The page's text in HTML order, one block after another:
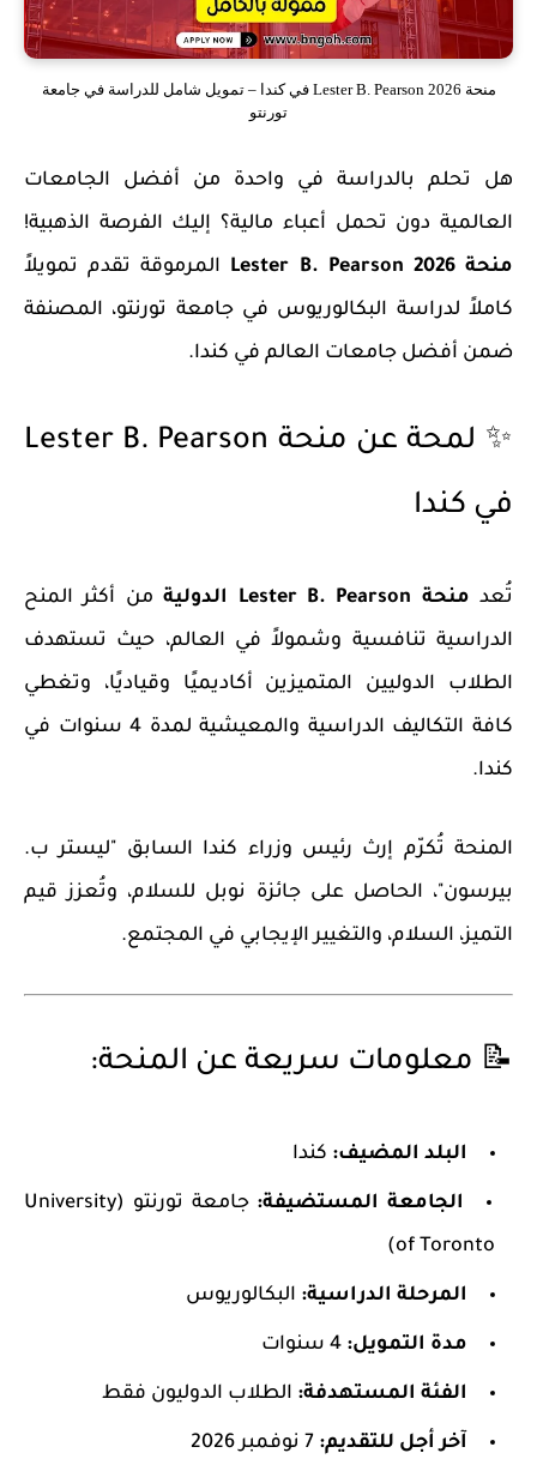
منحة Lester B. Pearson 2026 في كندا – تمويل شامل للدراسة في جامعة
تورنتو
هل تحلم بالدراسة في واحدة من أفضل الجامعات
العالمية دون تحمل أعباء مالية؟ إليك الفرصة الذهبية!
منحةLester B. Pearson 2026 المرموقة تقدم تمويلاً
كاملاً لدراسة البكالوريوس في جامعة تورنتو، المصنفة
ضمن أفضل جامعات العالم في كندا.
✨ لمحة عن منحة Lester B. Pearson
في كندا
تُعد منحة Lester B. Pearson الدولية
من أكثر المنح
الدراسية تنافسية وشمولاً في العالم، حيث تستهدف
الطلاب الدوليين المتميزين أكاديميًا وقياديًا، وتغطي
كافة التكاليف الدراسية والمعيشية لمدة 4 سنوات في
كندا.
المنحة تُكرّم إرث رئيس وزراء كندا السابق "ليستر ب.
بيرسون"، الحاصل على جائزة نوبل للسلام، وتُعزز قيم
التميز، السلام، والتغيير الإيجابي في المجتمع.
📝 معلومات سريعة عن المنحة:
البلد المضيف: كندا
الجامعة المستضيفة:
جامعة تورنتو (University
of Toronto)
المرحلة الدراسية: البكالوريوس
مدة التمويل: 4 سنوات
الفئة المستهدفة: الطلاب الدوليون فقط
آخر أجل للتقديم: